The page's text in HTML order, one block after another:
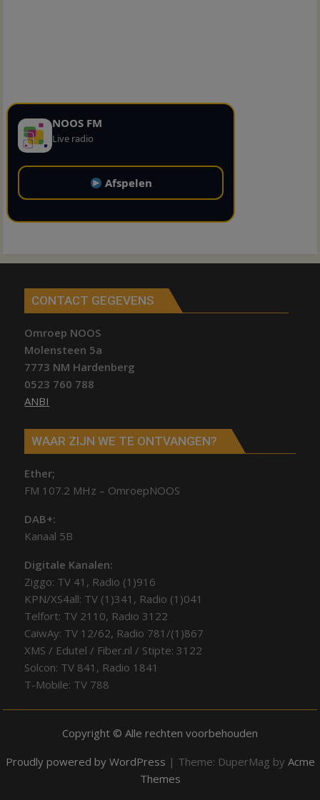
NOOS FM
Live radio
Afspelen
CONTACT GEGEVENS
Omroep NOOS
Molensteen 5a
7773 NM Hardenberg
0523 760 788
ANBI
WAAR ZIJN WE TE ONTVANGEN?
Ether;
FM 107.2 MHz – OmroepNOOS
DAB+:
Kanaal 5B
Digitale Kanalen:
Ziggo: TV 41, Radio (1)916
KPN/XS4all: TV (1)341, Radio (1)041
Telfort: TV 2110, Radio 3122
CaiwAy: TV 12/62, Radio 781/(1)867
XMS / Edutel / Fiber.nl / Stipte: 3122
Solcon: TV 841, Radio 1841
T-Mobile: TV 788
Copyright © Alle rechten voorbehouden
Proudly powered by WordPress | Theme: DuperMag by Acme
Themes